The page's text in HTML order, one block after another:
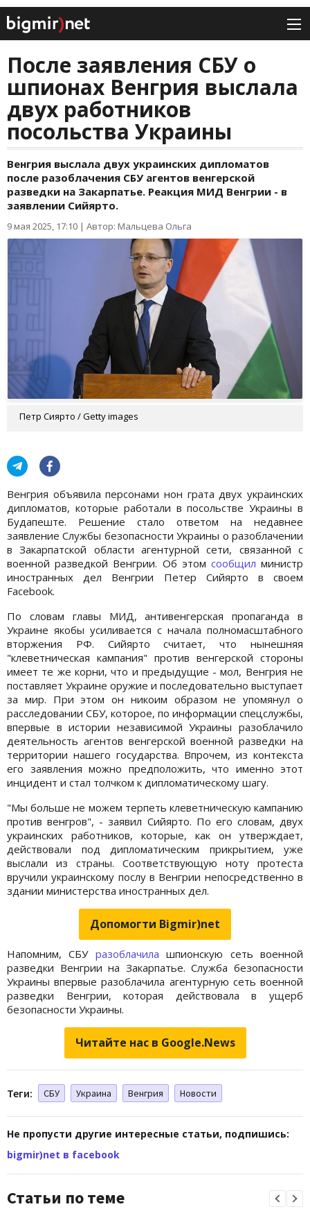
После заявления СБУ о
шпионах Венгрия выслала
двух работников
посольства Украины
Венгрия выслала двух украинских дипломатов
после разоблачения СБУ агентов венгерской
разведки на Закарпатье. Реакция МИД Венгрии - в
заявлении Сийярто.
9 мая 2025, 17:10 | Автор: Мальцева Ольга
Петр Сиярто / Getty images
Венгрия объявила персонами нон грата двух украинских
дипломатов, которые работали в посольстве Украины в
Будапеште. Решение стало ответом на недавнее
заявление Службы безопасности Украины о разоблачении
в Закарпатской области агентурной сети, связанной с
военной разведкой Венгрии. Об этом сообщил министр
иностранных дел Венгрии Петер Сийярто в своем
Facebook.
По словам главы МИД, антивенгерская пропаганда в
Украине якобы усиливается с начала полномасштабного
вторжения РФ. Сийярто считает, что нынешняя
"клеветническая кампания" против венгерской стороны
имеет те же корни, что и предыдущие - мол, Венгрия не
поставляет Украине оружие и последовательно выступает
за мир. При этом он никоим образом не упомянул о
расследовании СБУ, которое, по информации спецслужбы,
впервые в истории независимой Украины разоблачило
деятельность агентов венгерской военной разведки на
территории нашего государства. Впрочем, из контекста
его заявления можно предположить, что именно этот
инцидент и стал толчком к дипломатическому шагу.
"Мы больше не можем терпеть клеветническую кампанию
против венгров", - заявил Сийярто. По его словам, двух
украинских работников, которые, как он утверждает,
действовали под дипломатическим прикрытием, уже
выслали из страны. Соответствующую ноту протеста
вручили украинскому послу в Венгрии непосредственно в
здании министерства иностранных дел.
Допомогти Bigmir)net
Напомним, СБУ разоблачила шпионскую сеть военной
разведки Венгрии на Закарпатье. Служба безопасности
Украины впервые разоблачила агентурную сеть военной
разведки Венгрии, которая действовала в ущерб
безопасности Украины.
Читайте нас в Google.News
Теги: СБУ Украина Венгрия Новости
Не пропусти другие интересные статьи, подпишись:
bigmir)net в facebook
Статьи по теме